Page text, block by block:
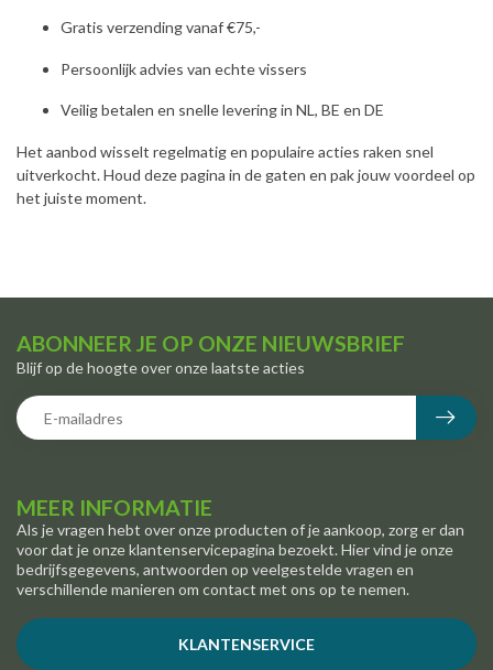
Gratis verzending vanaf €75,-
Persoonlijk advies van echte vissers
Veilig betalen en snelle levering in NL, BE en DE
Het aanbod wisselt regelmatig en populaire acties raken snel
uitverkocht. Houd deze pagina in de gaten en pak jouw voordeel op
het juiste moment.
MEER INFORMATIE
Als je vragen hebt over onze producten of je aankoop, zorg er dan
voor dat je onze klantenservicepagina bezoekt. Hier vind je onze
bedrijfsgegevens, antwoorden op veelgestelde vragen en
verschillende manieren om contact met ons op te nemen.
KLANTENSERVICE
ABONNEER JE OP ONZE NIEUWSBRIEF
Blijf op de hoogte over onze laatste acties